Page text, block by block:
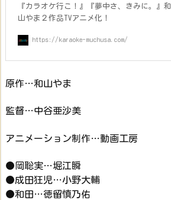
『カラオケ行こ！』『夢中さ、きみに。』和
山やま２作品TVアニメ化！
https://karaoke-muchusa.com/
原作…和山やま
監督…中谷亜沙美
アニメーション制作…動画工房
●岡聡実…堀江瞬
●成田狂児…小野大輔
●和田…徳留慎乃佑